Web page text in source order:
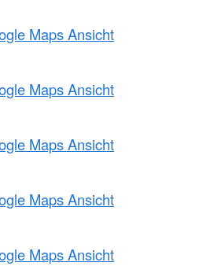
Maps Ansicht
Maps Ansicht
Maps Ansicht
Maps Ansicht
Maps Ansicht